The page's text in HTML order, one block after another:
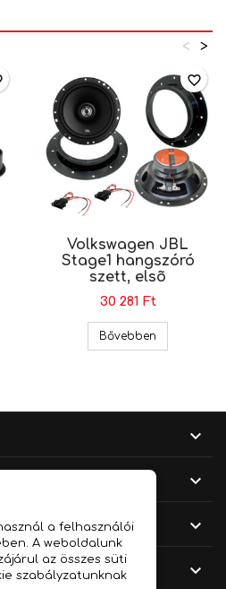
>
<
hangszóró beépítõ keret, 165mm,
Volkswagen JBL
Stage1 hangszóró
szett, elsõ
30 281 Ft
Bővebben
favorite_border




a felhasználói
A weboldalunk
az összes süti
szabályzatunknak